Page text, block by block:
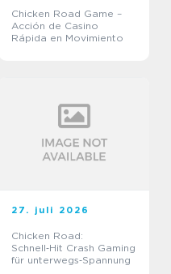
Chicken Road Game –
Acción de Casino
Rápida en Movimiento
27. juli 2026
Chicken Road:
Schnell‑Hit Crash Gaming
für unterwegs‑Spannung